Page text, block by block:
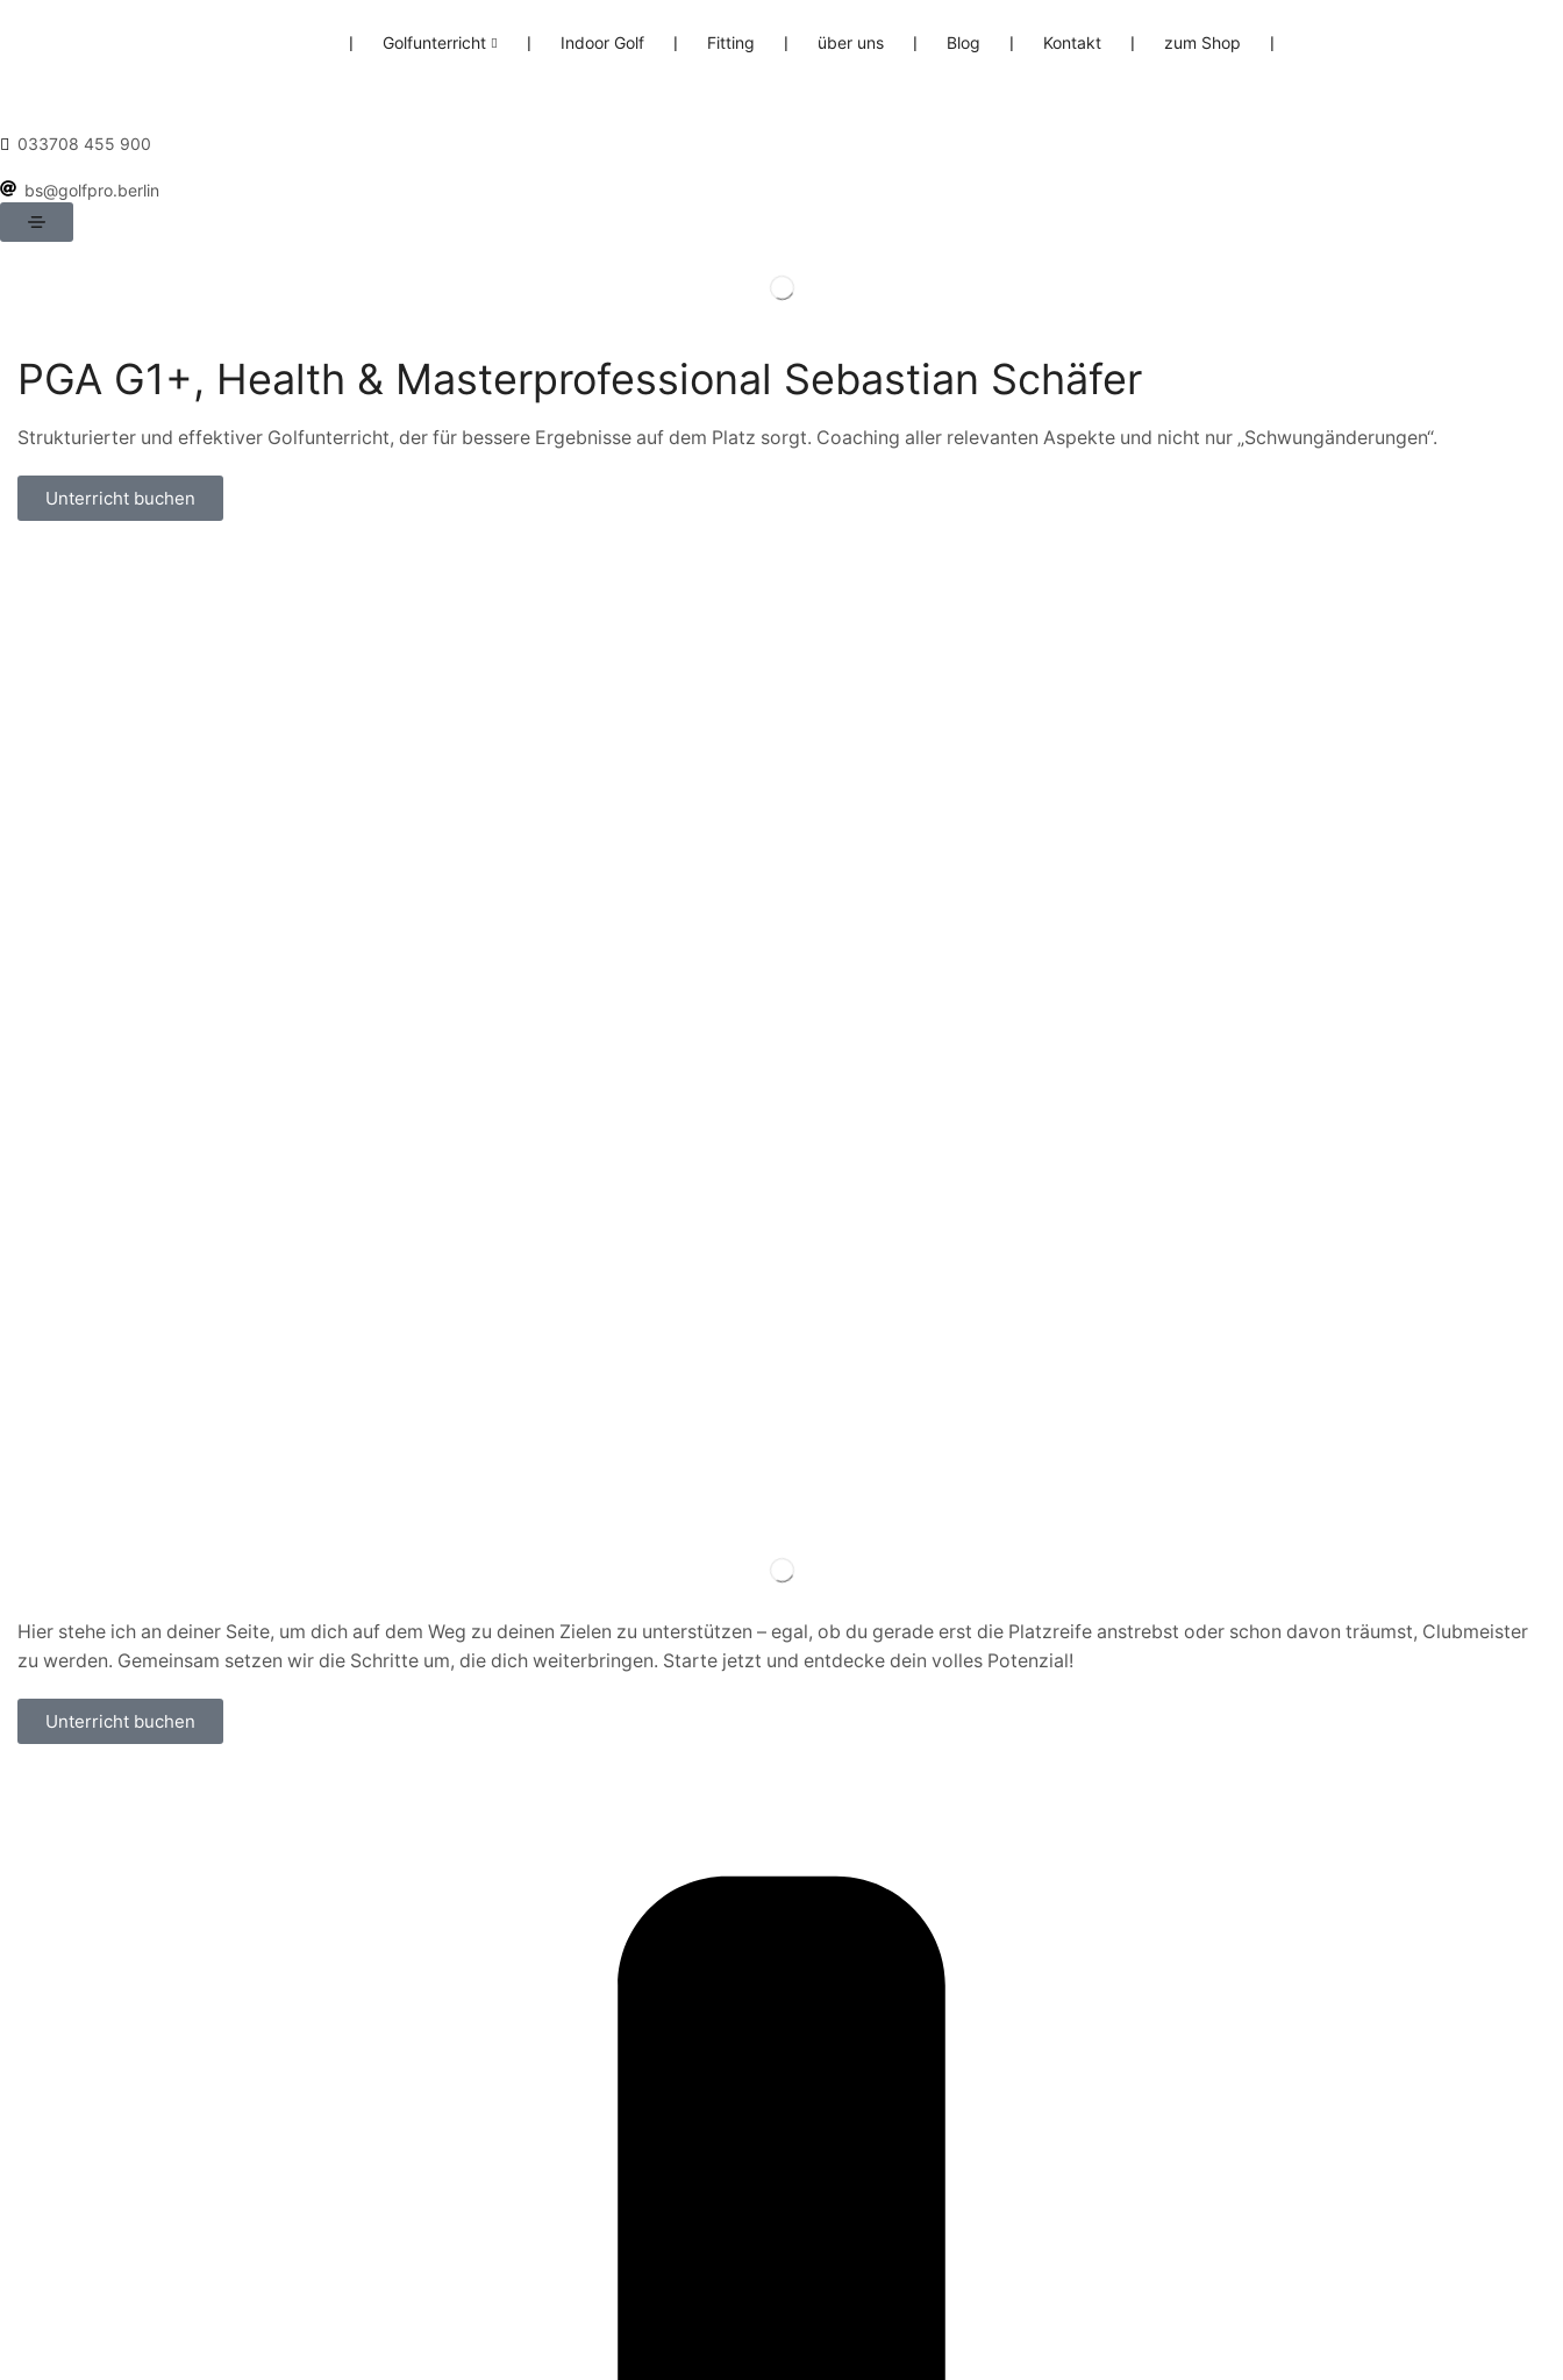
❘ Golfunterricht ❘ Indoor Golf ❘ Fitting ❘ über uns ❘ Blog ❘ Kontakt ❘ zum Shop ❘
033708 455 900
bs@golfpro.berlin
PGA G1+, Health & Masterprofessional Sebastian Schäfer
Strukturierter und effektiver Golfunterricht, der für bessere Ergebnisse auf dem Platz sorgt. Coaching aller relevanten Aspekte und nicht nur „Schwungänderungen“.
Unterricht buchen
Hier stehe ich an deiner Seite, um dich auf dem Weg zu deinen Zielen zu unterstützen – egal, ob du gerade erst die Platzreife anstrebst oder schon davon träumst, Clubmeister
zu werden. Gemeinsam setzen wir die Schritte um, die dich weiterbringen. Starte jetzt und entdecke dein volles Potenzial!
Unterricht buchen